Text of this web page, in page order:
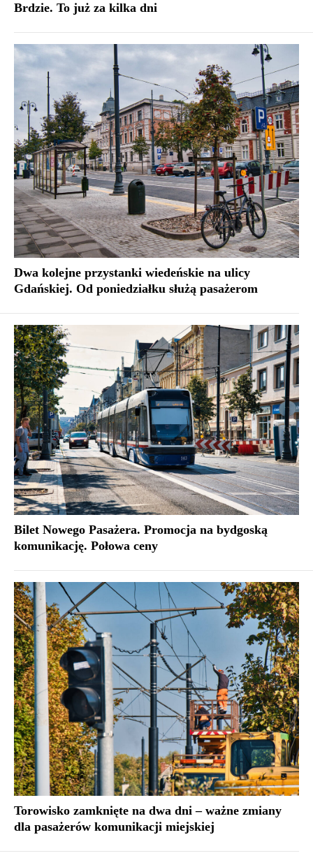
Brdzie. To już za kilka dni
Dwa kolejne przystanki wiedeńskie na ulicy
Gdańskiej. Od poniedziałku służą pasażerom
Bilet Nowego Pasażera. Promocja na bydgoską
komunikację. Połowa ceny
Torowisko zamknięte na dwa dni – ważne zmiany
dla pasażerów komunikacji miejskiej